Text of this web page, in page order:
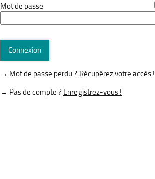
Mot de passe
Connexion
→ Mot de passe perdu ? Récupérez votre accès !
→ Pas de compte ? Enregistrez-vous !